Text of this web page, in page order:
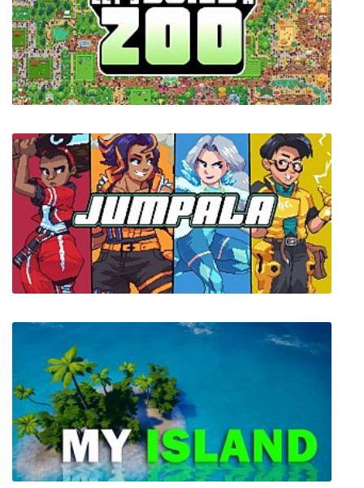
Sou'wester Winds
Let's Build a Zoo
Jumpala